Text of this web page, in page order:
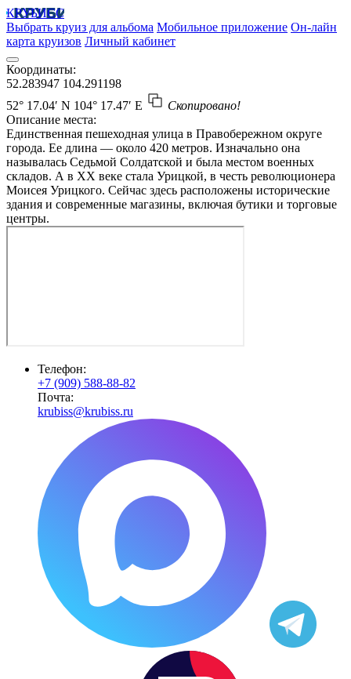
КРУБИСС
Выбрать круиз для альбома Мобильное приложение Он-лайн
карта круизов Личный кабинет
Координаты:
52.283947 104.291198
52° 17.04′ N 104° 17.47′ E
Скопировано!
Описание места:
Единственная пешеходная улица в Правобережном округе
города. Ее длина — около 420 метров. Изначально она
называлась Седьмой Солдатской и была местом военных
складов. А в XX веке стала Урицкой, в честь революционера
Моисея Урицкого. Сейчас здесь расположены исторические
здания и современные магазины, включая бутики и торговые
центры.
Телефон:
+7 (909) 588-88-82
Почта:
krubiss@krubiss.ru